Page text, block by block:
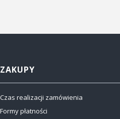
Linki w stopce
ZAKUPY
Czas realizacji zamówienia
Formy płatności